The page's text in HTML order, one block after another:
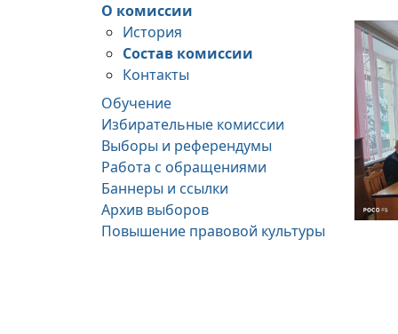
О комиссии
История
Состав комиссии
Контакты
Обучение
Избирательные комиссии
Выборы и референдумы
Работа с обращениями
Баннеры и ссылки
Архив выборов
Повышение правовой культуры